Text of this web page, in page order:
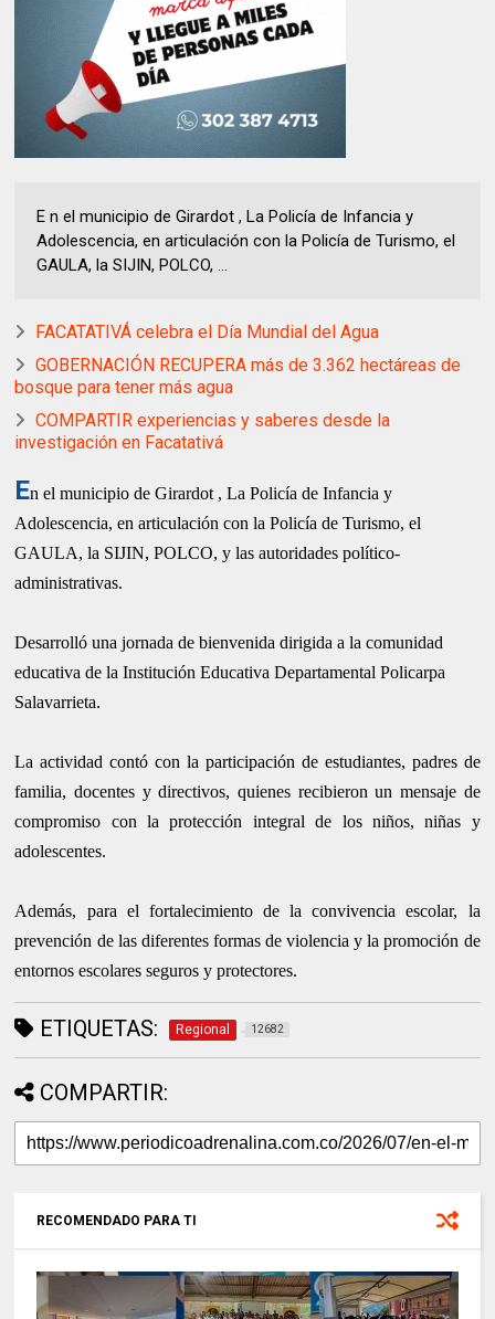
E n el municipio de Girardot , La Policía de Infancia y
Adolescencia, en articulación con la Policía de Turismo, el
GAULA, la SIJIN, POLCO, ...
FACATATIVÁ celebra el Día Mundial del Agua
GOBERNACIÓN RECUPERA más de 3.362 hectáreas de
bosque para tener más agua
COMPARTIR experiencias y saberes desde la
investigación en Facatativá
En el municipio de Girardot , La Policía de Infancia y
Adolescencia, en articulación con la Policía de Turismo, el
GAULA, la SIJIN, POLCO, y las autoridades político-
administrativas.
Desarrolló una jornada de bienvenida dirigida a la comunidad
educativa de la Institución Educativa Departamental Policarpa
Salavarrieta.
La actividad contó con la participación de estudiantes, padres de
familia, docentes y directivos, quienes recibieron un mensaje de
compromiso con la protección integral de los niños, niñas y
adolescentes.
Además, para el fortalecimiento de la convivencia escolar, la
prevención de las diferentes formas de violencia y la promoción de
entornos escolares seguros y protectores.
ETIQUETAS: Regional 12682
COMPARTIR:
RECOMENDADO PARA TI